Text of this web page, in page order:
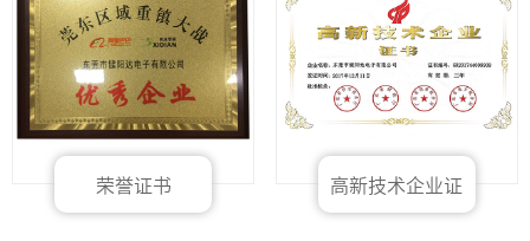
荣誉证书
高新技术企业证